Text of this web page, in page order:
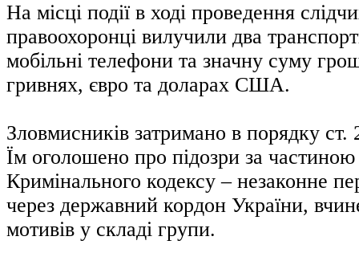
На місці події в ході проведення
правоохоронці вилучили два
мобільні телефони та значну суму
гривнях, євро та доларах США.
Зловмисників затримано в порядку
Їм оголошено про підозри за частиною
Кримінального кодексу – незаконне
через державний кордон України,
мотивів у складі групи.